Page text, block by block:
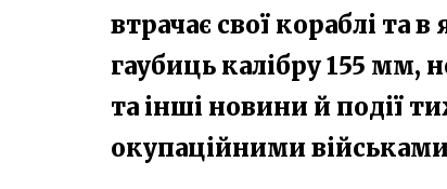
втрачає свої кораблі та
гаубиць калібру 155 мм,
та інші новини й події
окупаційними військами